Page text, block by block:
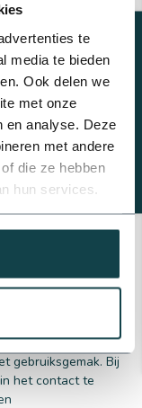
te
media te bieden
Ook delen we
met onze
en analyse. Deze
met andere
die ze hebben
hun services.
van Rainbird
gebruiksgemak. Bij
het contact te
Beregeningsplan?